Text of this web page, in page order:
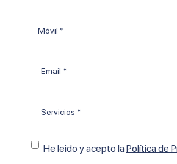
Consentimiento
He leido y acepto Ia Política de